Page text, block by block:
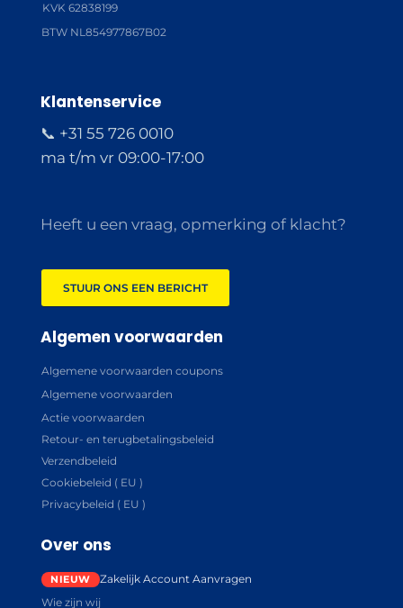
KVK 62838199
BTW NL854977867B02
Klantenservice
📞 +31 55 726 0010
ma t/m vr 09:00-17:00
Heeft u een vraag, opmerking of klacht?
STUUR ONS EEN BERICHT
Algemen voorwaarden
Algemene voorwaarden coupons
Algemene voorwaarden
Actie voorwaarden
Retour- en terugbetalingsbeleid
Verzendbeleid
Cookiebeleid ( EU )
Privacybeleid ( EU )
Over ons
Zakelijk Account Aanvragen
Wie zijn wij